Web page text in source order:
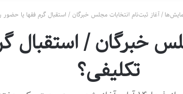
/آغاز ثبت‌نام انتخابات مجلس خبرگان / استقبال گرم فقها یا حضور
خبرگان / استقبال
تکلیفی؟